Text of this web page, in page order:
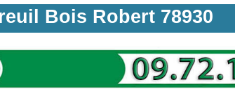
Bois Robert 78930